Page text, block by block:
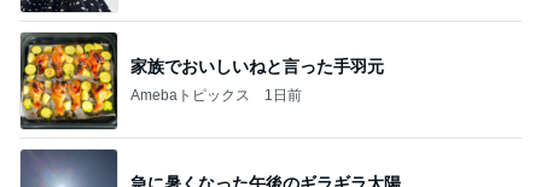
家族でおいしいねと言った手羽元
Amebaトピックス 1日前
急に暑くなった午後のギラギラ太陽